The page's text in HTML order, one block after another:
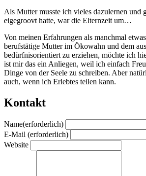
Als Mutter musste ich vieles dazulernen und
eigegroovt hatte, war die Elternzeit um…
Von meinen Erfahrungen als manchmal
berufstätige Mutter im Ökowahn und dem
bedürfnisorientiert zu erziehen, möchte ich
ist mir das ein Anliegen, weil ich einfach
Dinge von der Seele zu schreiben. Aber
auch, wenn ich Erlebtes teilen kann.
Kontakt
Name(erforderlich)
E-Mail (erforderlich)
Website